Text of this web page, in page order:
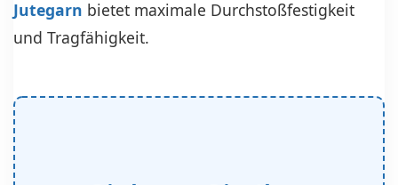
Jutegarn bietet maximale Durchstoßfestigkeit
und Tragfähigkeit.